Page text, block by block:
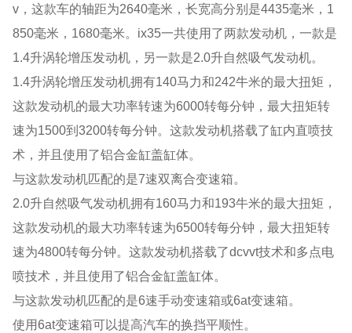
v，这款车的轴距为2640毫米，长宽高分别是4435毫米，1
850毫米，1680毫米。ix35一共使用了两款发动机，一款是
1.4升涡轮增压发动机，另一款是2.0升自然吸气发动机。
1.4升涡轮增压发动机拥有140马力和242牛米的最大扭矩，
这款发动机的最大功率转速为6000转每分钟，最大扭矩转
速为1500到3200转每分钟。这款发动机搭载了缸内直喷技
术，并且使用了铝合金缸盖缸体。
与这款发动机匹配的是7速双离合变速箱。
2.0升自然吸气发动机拥有160马力和193牛米的最大扭矩，
这款发动机的最大功率转速为6500转每分钟，最大扭矩转
速为4800转每分钟。这款发动机搭载了dcvvt技术和多点电
喷技术，并且使用了铝合金缸盖缸体。
与这款发动机匹配的是6速手动变速箱或6at变速箱。
使用6at变速箱可以提高汽车的换挡平顺性。